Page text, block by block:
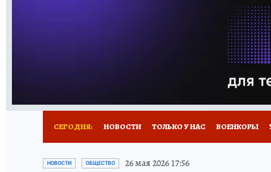
НОВОЕ
СЕГОДНЯ: НОВОСТИ ТОЛЬКО У НАС ВОЕНКОРЫ
ВЯТСКАЯ КУХНЯ ИСПЫТАНО НА СЕБЕ
НОВОСТИ ОБЩЕСТВО 26 мая 2026 17:56